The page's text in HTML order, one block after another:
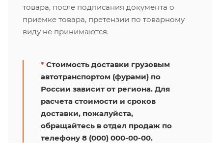
товара, после подписания документа о
приемке товара, претензии по товарному
виду не принимаются.
* Стоимость доставки грузовым
автотранспортом (фурами) по
России зависит от региона. Для
расчета стоимости и сроков
доставки, пожалуйста,
обращайтесь в отдел продаж по
телефону 8 (000) 000-00-00.